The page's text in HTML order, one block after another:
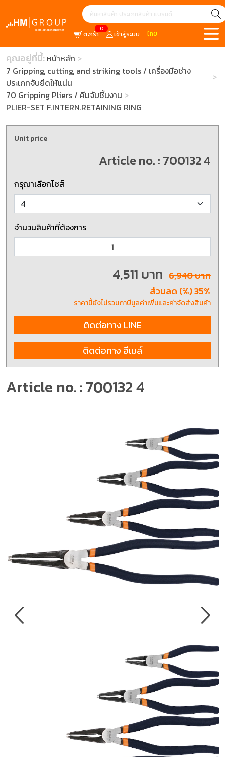
0
ตะกร้า เข้าสู่ระบบ ไทย
คุณอยู่ที่นี้: หน้าหลัก
7 Gripping, cutting, and striking tools / เครื่องมือช่าง
ประเภทจับยึดให้แน่น
70 Gripping Pliers / คีมจับชิ้นงาน
PLIER-SET F.INTERN.RETAINING RING
Article no. : 700132 4
Unit price
Article no. : 700132 4
กรุณาเลือกไซส์
จำนวนสินค้าที่ต้องการ
4,511 บาท 6,940 บาท
ส่วนลด (%) 35%
ราคานี้ยังไม่รวมภาษีมูลค่าเพิ่มและค่าจัดส่งสินค้า
ติดต่อทาง LINE
ติดต่อทาง อีเมล์